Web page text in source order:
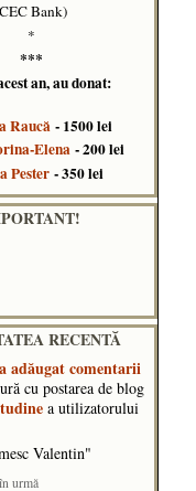
Bank)
*
***
an, au donat:
Raucă- 1500 lei
Elena- 200 lei
Pester- 350 lei
RECENTĂ
a adăugat comentarii
cu postarea de blog
a utilizatorului
Valentin"
urmă